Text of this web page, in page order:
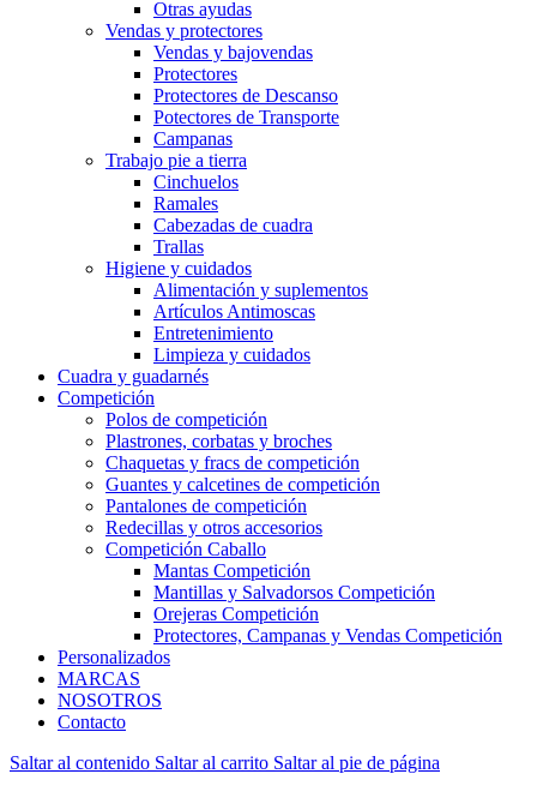
Otras ayudas
Vendas y protectores
Vendas y bajovendas
Protectores
Protectores de Descanso
Potectores de Transporte
Campanas
Trabajo pie a tierra
Cinchuelos
Ramales
Cabezadas de cuadra
Trallas
Higiene y cuidados
Alimentación y suplementos
Artículos Antimoscas
Entretenimiento
Limpieza y cuidados
Cuadra y guadarnés
Competición
Polos de competición
Plastrones, corbatas y broches
Chaquetas y fracs de competición
Guantes y calcetines de competición
Pantalones de competición
Redecillas y otros accesorios
Competición Caballo
Mantas Competición
Mantillas y Salvadorsos Competición
Orejeras Competición
Protectores, Campanas y Vendas Competición
Personalizados
MARCAS
NOSOTROS
Contacto
Saltar al contenido Saltar al carrito Saltar al pie de página